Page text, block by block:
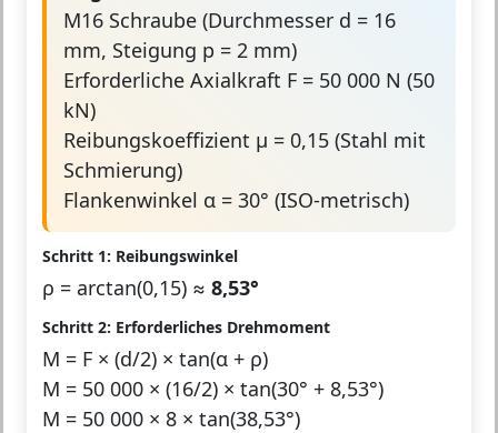
M16 Schraube (Durchmesser d = 16
mm, Steigung p = 2 mm)
Erforderliche Axialkraft F = 50 000 N (50
kN)
Reibungskoeffizient μ = 0,15 (Stahl mit
Schmierung)
Flankenwinkel α = 30° (ISO-metrisch)
Schritt 1: Reibungswinkel
ρ = arctan(0,15) ≈ 8,53°
Schritt 2: Erforderliches Drehmoment
M = F × (d/2) × tan(α + ρ)
M = 50 000 × (16/2) × tan(30° + 8,53°)
M = 50 000 × 8 × tan(38,53°)